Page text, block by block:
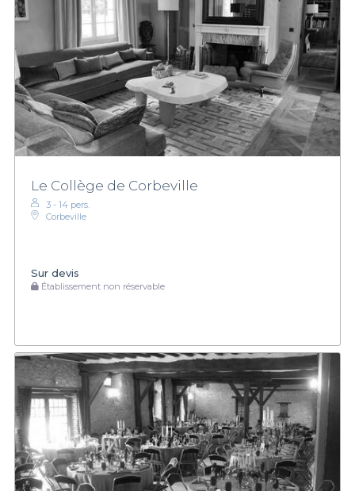
Le Collège de Corbeville
3 - 14 pers.
Corbeville
Sur devis
Établissement non réservable